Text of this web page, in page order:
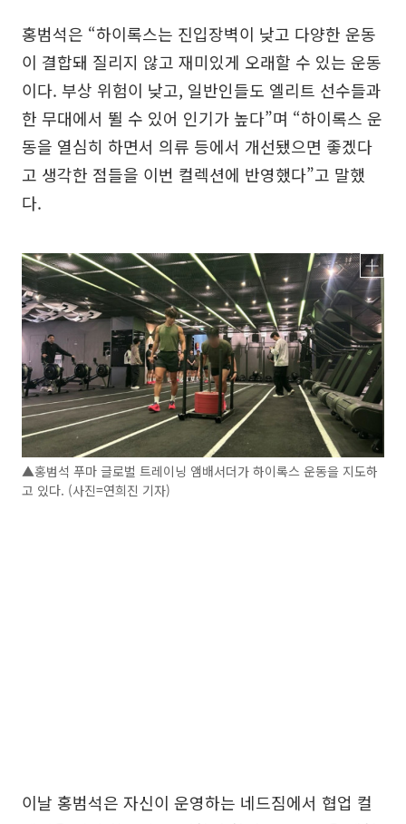
홍범석은 “하이록스는 진입장벽이 낮고 다양한 운동
이 결합돼 질리지 않고 재미있게 오래할 수 있는 운동
이다. 부상 위험이 낮고, 일반인들도 엘리트 선수들과
한 무대에서 뛸 수 있어 인기가 높다”며 “하이록스 운
동을 열심히 하면서 의류 등에서 개선됐으면 좋겠다
고 생각한 점들을 이번 컬렉션에 반영했다”고 말했
다.
▲홍범석 푸마 글로벌 트레이닝 앰배서더가 하이록스 운동을 지도하
고 있다. (사진=연희진 기자)
이날 홍범석은 자신이 운영하는 네드짐에서 협업 컬